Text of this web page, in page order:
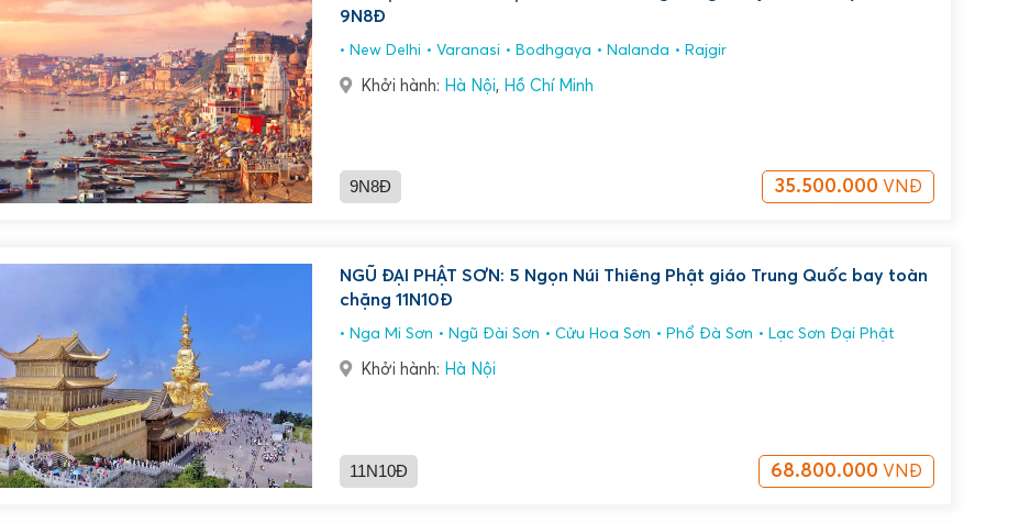
9N8Đ
New Delhi Varanasi Bodhgaya Nalanda Rajgir
Khởi hành: Hà Nội, Hồ Chí Minh
9N8Đ 35.500.000 VNĐ
NGŨ ĐẠI PHẬT SƠN: 5 Ngọn Núi Thiêng Phật giáo Trung Quốc bay toàn
chặng 11N10Đ
Nga Mi Sơn Ngũ Đài Sơn Cửu Hoa Sơn Phổ Đà Sơn Lạc Sơn Đại Phật
Khởi hành: Hà Nội
11N10Đ 68.800.000 VNĐ